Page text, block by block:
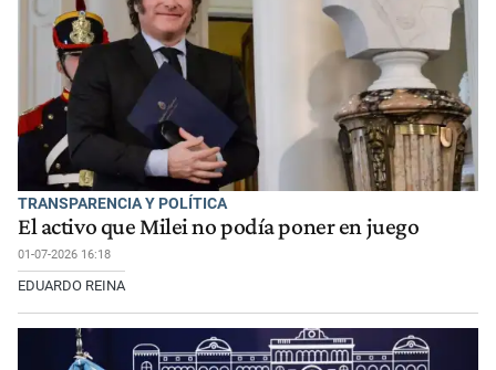
TRANSPARENCIA Y POLÍTICA
El activo que Milei no podía poner en juego
01-07-2026 16:18
EDUARDO REINA